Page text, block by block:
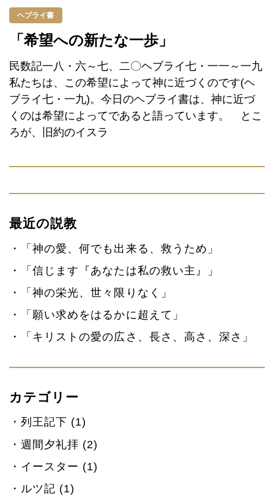
ヘブライ書
「希望への新たな一歩」
民数記一八・六～七、二〇ヘブライ七・一一～一九
私たちは、この希望によって神に近づくのです(ヘ
ブライ七・一九)。今日のヘブライ書は、神に近づ
くのは希望によってであると語っています。 とこ
ろが、旧約のイスラ
最近の説教
「神の愛、何でも出来る、救うため」
「信じます『あなたは私の救い主』」
「神の栄光、世々限りなく」
「願い求めをはるかに超えて」
「キリストの愛の広さ、長さ、高さ、深さ」
カテゴリー
列王記下 (1)
週間夕礼拝 (2)
イースター (1)
ルツ記 (1)